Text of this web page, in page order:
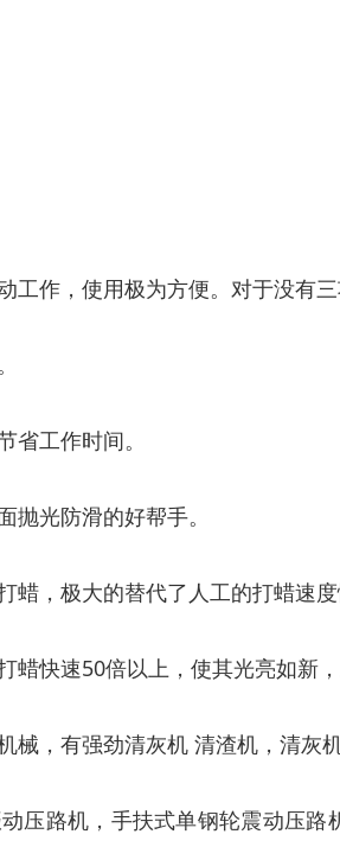
工作，使用极为方便。对于没有
省工作时间。
光防滑的好帮手。
蜡，极大的替代了人工的打蜡速
蜡快速50倍以上，使其光亮如新
械，有强劲清灰机 清渣机，清灰
压路机，手扶式单钢轮震动压